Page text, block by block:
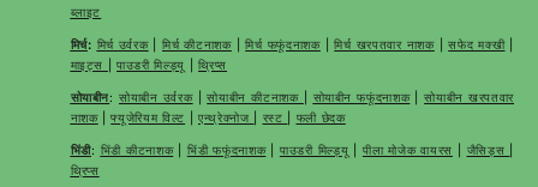
ब्लाइट
मिर्च: मिर्च उर्वरक|मिर्च कीटनाशक|मिर्च फफूंदनाशक|मिर्च खरपतवार नाशक|सफेद मक्खी|
माइट्स
|पाउडरी मिल्ड्यू |थ्रिप्स
सोयाबीन: सोयाबीन उर्वरक|सोयाबीन कीटनाशक सोयाबीन फफूंदनाशक|सोयाबीन खरपतवार
नाशक|फ्यूजेरियम विल्ट |एन्थ्रेक्नोज रस्ट फली छेदक
भिंडी: भिंडी कीटनाशक| भिंडी फफूंदनाशक| पाउडरी मिल्ड्यू पीला मोजेक वायरस जैसिड्स
थ्रिप्स